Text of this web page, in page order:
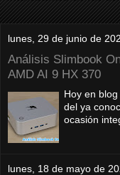
lunes, 29 de junio de
Análisis Slimbook
AMD AI 9 HX 370
Hoy en
del ya
ocasión
lunes, 18 de mayo de